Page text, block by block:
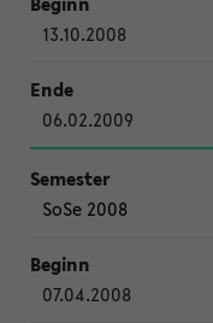
13.10.2008
06.02.2009
SoSe 2008
07.04.2008